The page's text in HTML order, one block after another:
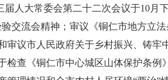
届人大常委会第二十二次会议于10月
交流会精神；审议《铜仁市地方立
审议市人民政府关于乡村振兴、铸
检查《铜仁市中心城区山体保护条